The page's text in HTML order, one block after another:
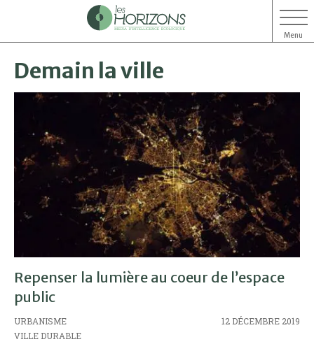
Aller
Aller
Menu
Demain la ville
Repenser la lumière au coeur de l’espace
public
URBANISME
VILLE DURABLE
12 DÉCEMBRE 2019